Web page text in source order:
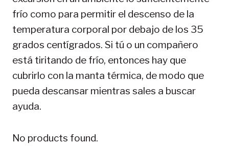
frío como para permitir el descenso de la
temperatura corporal por debajo de los 35
grados centígrados. Si tú o un compañero
está tiritando de frío, entonces hay que
cubrirlo con la manta térmica, de modo que
pueda descansar mientras sales a buscar
ayuda.
No products found.